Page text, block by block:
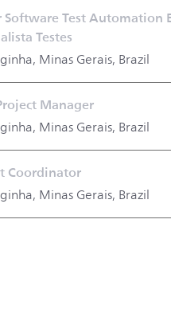
Software Test Automation
Testes
Minas Gerais, Brazil
Manager
Minas Gerais, Brazil
Coordinator
Minas Gerais, Brazil